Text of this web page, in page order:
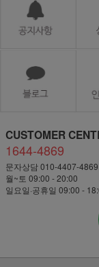
CUSTOMER
1644-4869
문자상담 010-4407-4869
월~토 09:00 - 20:00
일요일·공휴일 09:00 -